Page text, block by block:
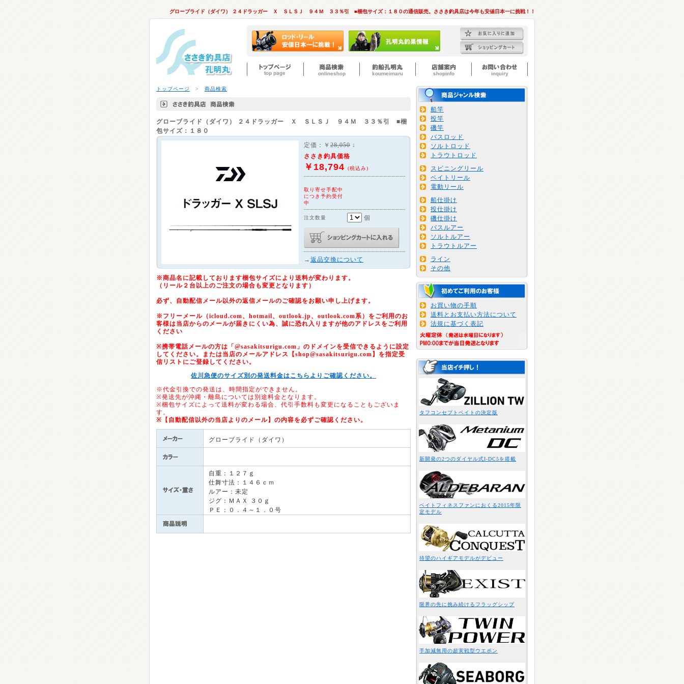
グローブライド（ダイワ） ２４ドラッガー Ｘ ＳＬＳＪ ９４Ｍ ３３％引 ■梱包サイズ：１８０の通信販売。ささき釣具店は今年も安値日本一に挑戦！！
トップページ > 商品検索
グローブライド（ダイワ）
２４ドラッガー Ｘ ＳＬＳＪ ９４Ｍ ３３％引 ■梱
包サイズ：１８０
定価：￥ 28,050 ↓
ささき釣具価格
￥18,794 (税込み)
取り寄せ手配中
につき予約受付
中
注文数量 個
→ 返品交換について
※商品名に記載しております梱包サイズにより送料が変わります。
（リール２台以上のご注文の場合も変更となります）
必ず、自動配信メール以外の返信メールのご確認をお願い申し上げます。
※フリーメール（icloud.com、hotmail、outlook.jp、outlook.com系）をご利用のお
客様は当店からのメールが届きにくい為、誠に恐れ入りますが他のアドレスをご利用
ください
※携帯電話メールの方は「@sasakitsurigu.com」のドメインを受信できるように設定
してください。または当店のメールアドレス【shop@sasakitsurigu.com】を指定受
信リストにご登録してください。
佐川急便のサイズ別の発送料金はこちらよりご確認ください。
※代金引換での発送は、時間指定ができません。
※発送先が沖縄・離島については別途料金となります。
※梱包サイズによって送料が変わる場合、代引手数料も変更になることもございま
す。
※【自動配信以外の当店よりのメール】の内容を必ずご確認ください。
グローブライド（ダイワ）
自重：１２７ｇ
仕舞寸法：１４６ｃｍ
ルアー：未定
ジグ：ＭＡＸ ３０ｇ
ＰＥ：０．４～１．０号
船竿
投竿
磯竿
バスロッド
ソルトロッド
トラウトロッド
スピニングリール
ベイトリール
電動リール
船仕掛け
投仕掛け
磯仕掛け
バスルアー
ソルトルアー
トラウトルアー
ライン
その他
お買い物の手順
送料とお支払い方法について
法規に基づく表記
タフコンセプトベイトの決定版
新開発の2つのダイヤル式I-DC5を搭載
ベイトフィネスファンにおくる2015年限
定モデル
待望のハイギアモデルがデビュー
限界の先に挑み続けるフラッグシップ
手加減無用の超実戦型ウエポン